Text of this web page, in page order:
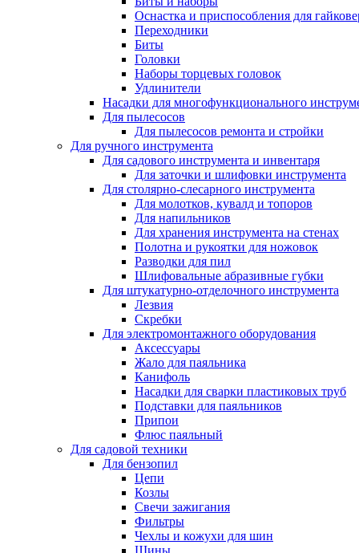
Оснастка и приспособления для
Переходники
Биты
Головки
Наборы торцевых головок
Удлинители
Насадки для многофункционального
Для пылесосов
Для пылесосов ремонта и стройки
Для ручного инструмента
Для садового инструмента и инвентаря
Для заточки и шлифовки инструмента
Для столярно-слесарного инструмента
Для молотков, кувалд и топоров
Для напильников
Для хранения инструмента на стенах
Полотна и рукоятки для ножовок
Разводки для пил
Шлифовальные абразивные губки
Для штукатурно-отделочного инструмента
Лезвия
Скребки
Для электромонтажного оборудования
Аксессуары
Жало для паяльника
Канифоль
Насадки для сварки пластиковых труб
Подставки для паяльников
Припои
Флюс паяльный
Для садовой техники
Для бензопил
Цепи
Козлы
Свечи зажигания
Фильтры
Чехлы и кожухи для шин
Шины